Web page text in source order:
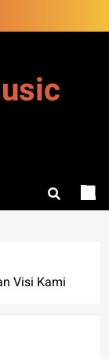
Visi Kami